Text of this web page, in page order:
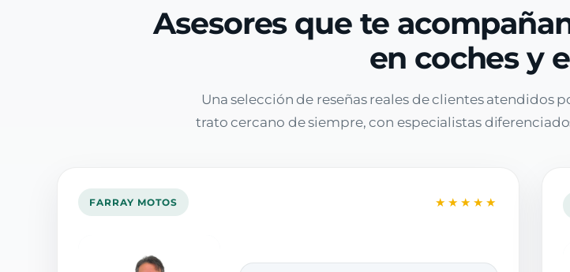
Asesores que te
en coches y
Una selección de reseñas reales de clientes atendidos
trato cercano de siempre, con especialistas
FARRAY MOTOS ★★★★★